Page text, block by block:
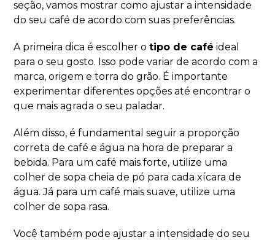
seção, vamos mostrar como ajustar a intensidade
do seu café de acordo com suas preferências.
A primeira dica é escolher otipo de café ideal
para o seu gosto. Isso pode variar de acordo com a
marca, origem e torra do grão. É importante
experimentar diferentes opções até encontrar o
que mais agrada o seu paladar.
Além disso, é fundamental seguir a proporção
correta de café e água na hora de preparar a
bebida. Para um café mais forte, utilize uma
colher de sopa cheia de pó para cada xícara de
água. Já para um café mais suave, utilize uma
colher de sopa rasa.
Você também pode ajustar a intensidade do seu